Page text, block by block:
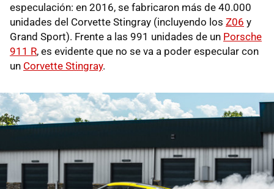
especulación: en 2016, se fabricaron más de 40.000
unidades del Corvette Stingray (incluyendo los Z06 y
Grand Sport). Frente a las 991 unidades de un Porsche
911 R, es evidente que no se va a poder especular con
un Corvette Stingray.